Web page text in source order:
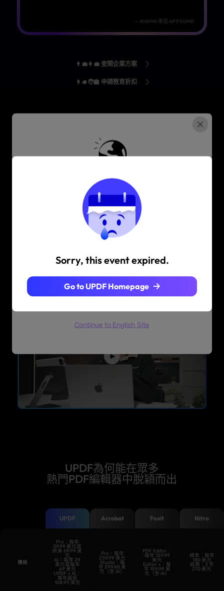
請問您是從本區域以外的地方訪問UPDF官網？
您可以訪問繁體中文官網，了解更多相關區域定
價、促銷、和活動信息。
Are you visiting updf.com from outside this
relevant pricing, promotions, and events.
Continue to English Site
Sorry, this event expired.
Go to UPDF Homepage
— AHAMII 來自 APPSUMO
👨‍💼👩‍💼 查閱企業方案
👨‍🎓🧑‍🏫 申請教育折扣
UPDF — 助您
的關鍵工具
免費下載
搶佔 5 折優惠
UPDF為何能在眾多
熱門PDF編輯器中脫穎而出
UPDF Acrobat Foxit Nitro